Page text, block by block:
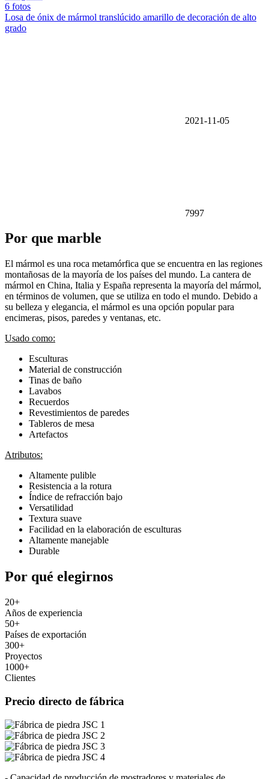
6 fotos
Losa de ónix de mármol translúcido amarillo de decoración de alto
grado
2021-11-05
7997
Por que marble
El mármol es una roca metamórfica que se encuentra en las regiones
montañosas de la mayoría de los países del mundo. La cantera de
mármol en China, Italia y España representa la mayoría del mármol,
en términos de volumen, que se utiliza en todo el mundo. Debido a
su belleza y elegancia, el mármol es una opción popular para
encimeras, pisos, paredes y ventanas, etc.
Usado como:
Esculturas
Material de construcción
Tinas de baño
Lavabos
Recuerdos
Revestimientos de paredes
Tableros de mesa
Artefactos
Atributos:
Altamente pulible
Resistencia a la rotura
Índice de refracción bajo
Versatilidad
Textura suave
Facilidad en la elaboración de esculturas
Altamente manejable
Durable
Por qué elegirnos
20+
Años de experiencia
50+
Países de exportación
300+
Proyectos
1000+
Clientes
Precio directo de fábrica